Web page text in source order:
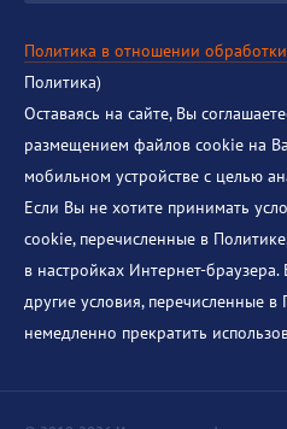
Политика в отношении
Политика)
Оставаясь на сайте, Вы
размещением файлов cookie на
мобильном устройстве с целью
Если Вы не хотите принимать
cookie, перечисленные в
в настройках Интернет-
другие условия, перечисленные
немедленно прекратить